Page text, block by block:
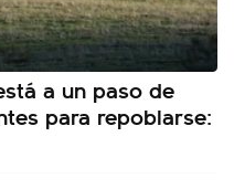
a un paso de
para repoblarse: